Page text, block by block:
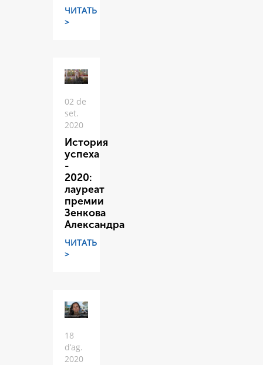
ЧИТАТЬ
>
02 de
set.
2020
История
успеха
-
2020:
лауреат
премии
Зенкова
Александра
ЧИТАТЬ
>
18
d’ag.
2020